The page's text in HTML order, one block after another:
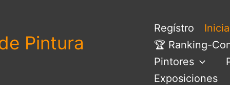
Pintura
Regístro
🏆 Ranking-
Pintores
Exposiciones